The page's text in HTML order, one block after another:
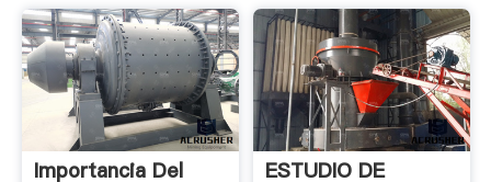
Importancia Del
ESTUDIO DE